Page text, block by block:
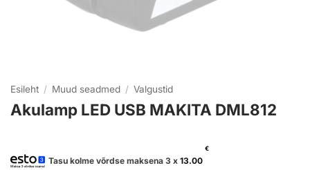
Esileht / Muud seadmed / Valgustid
Akulamp LED USB MAKITA DML812
Tasu kolme võrdse maksena 3 x 13.00
€